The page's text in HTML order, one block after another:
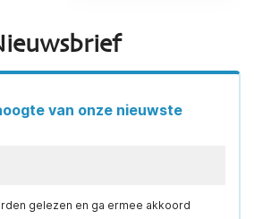
van onze nieuwste
gelezen en ga ermee akkoord